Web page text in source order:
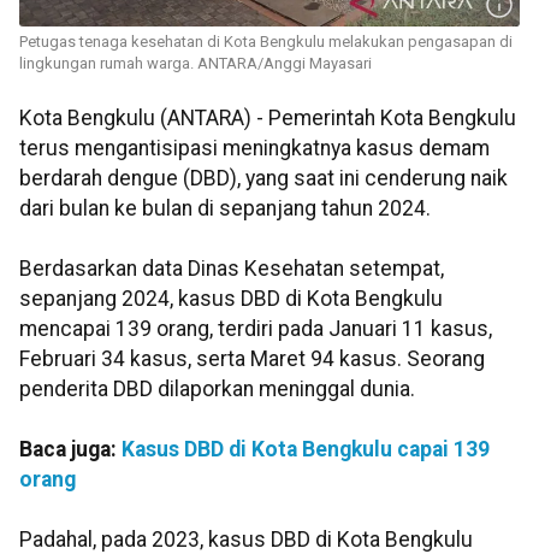
Petugas tenaga kesehatan di Kota Bengkulu melakukan pengasapan di
lingkungan rumah warga. ANTARA/Anggi Mayasari
Kota Bengkulu (ANTARA) - Pemerintah Kota Bengkulu
terus mengantisipasi meningkatnya kasus demam
berdarah dengue (DBD), yang saat ini cenderung naik
dari bulan ke bulan di sepanjang tahun 2024.
Berdasarkan data Dinas Kesehatan setempat,
sepanjang 2024, kasus DBD di Kota Bengkulu
mencapai 139 orang, terdiri pada Januari 11 kasus,
Februari 34 kasus, serta Maret 94 kasus. Seorang
penderita DBD dilaporkan meninggal dunia.
Baca juga: Kasus DBD di Kota Bengkulu capai 139
orang
Padahal, pada 2023, kasus DBD di Kota Bengkulu